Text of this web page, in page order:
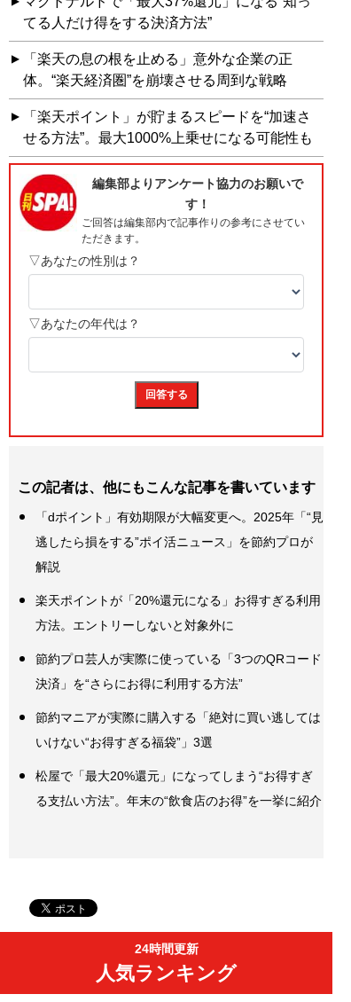
てる人だけ得をする決済方法”
「楽天の息の根を止める」意外な企業の正
体。“楽天経済圏”を崩壊させる周到な戦略
「楽天ポイント」が貯まるスピードを“加速さ
せる方法”。最大1000%上乗せになる可能性も
この記者は、他にもこんな記事を書いています
「dポイント」有効期限が大幅変更へ。2025年「“見
逃したら損をする”ポイ活ニュース」を節約プロが
解説
楽天ポイントが「20%還元になる」お得すぎる利用
方法。エントリーしないと対象外に
節約プロ芸人が実際に使っている「3つのQRコード
決済」を“さらにお得に利用する方法”
節約マニアが実際に購入する「絶対に買い逃しては
いけない“お得すぎる福袋”」3選
松屋で「最大20%還元」になってしまう“お得すぎ
る支払い方法”。年末の“飲食店のお得”を一挙に紹介
24時間更新
人気ランキング